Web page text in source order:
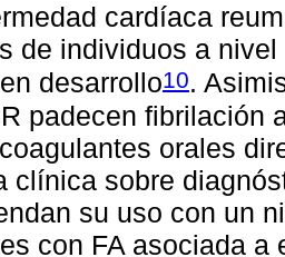
cardíaca
de individuos a
desarrollo10.
padecen fibrilación
orales
clínica sobre
su uso con un
con FA asociada a